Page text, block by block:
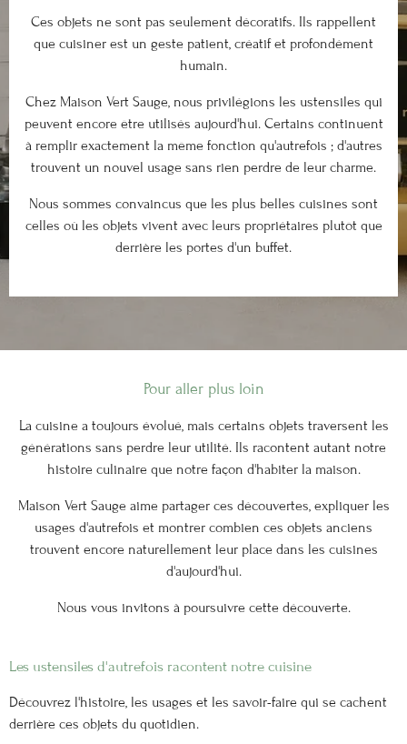
Ces objets ne sont pas seulement décoratifs. Ils rappellent
que cuisiner est un geste patient, créatif et profondément
humain.
Chez Maison Vert Sauge, nous privilégions les ustensiles qui
peuvent encore être utilisés aujourd'hui. Certains continuent
à remplir exactement la même fonction qu'autrefois ; d'autres
trouvent un nouvel usage sans rien perdre de leur charme.
Nous sommes convaincus que les plus belles cuisines sont
celles où les objets vivent avec leurs propriétaires plutôt que
derrière les portes d'un buffet.
Pour aller plus loin
La cuisine a toujours évolué, mais certains objets traversent les
générations sans perdre leur utilité. Ils racontent autant notre
histoire culinaire que notre façon d'habiter la maison.
Maison Vert Sauge aime partager ces découvertes, expliquer les
usages d'autrefois et montrer combien ces objets anciens
trouvent encore naturellement leur place dans les cuisines
d'aujourd'hui.
Nous vous invitons à poursuivre cette découverte.
Les ustensiles d'autrefois racontent notre cuisine
Découvrez l'histoire, les usages et les savoir-faire qui se cachent
derrière ces objets du quotidien.